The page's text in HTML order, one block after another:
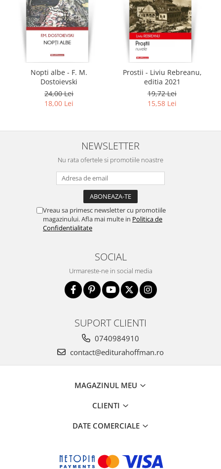
Nopti albe - F. M.
Dostoievski
24,00 Lei
18,00 Lei
Prostii - Liviu Rebreanu,
editia 2021
19,72 Lei
15,58 Lei
NEWSLETTER
Nu rata ofertele si promotiile noastre
Vreau sa primesc newsletter cu promotiile
magazinului. Afla mai multe in Politica de
Confidentialitate
SOCIAL
Urmareste-ne in social media
SUPORT CLIENTI
0740984910
contact@editurahoffman.ro
MAGAZINUL MEU
CLIENTI
DATE COMERCIALE